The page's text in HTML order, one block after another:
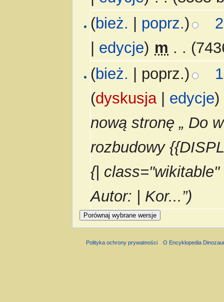
(bież. poprz.)
edycje) m . .
(bież. | poprz.)
(dyskusja| edycje)
nową stronę „ Do
rozbudowy
{|
Autor: | Kor...”)
Polityka ochrony prywatności O Encyklopedia